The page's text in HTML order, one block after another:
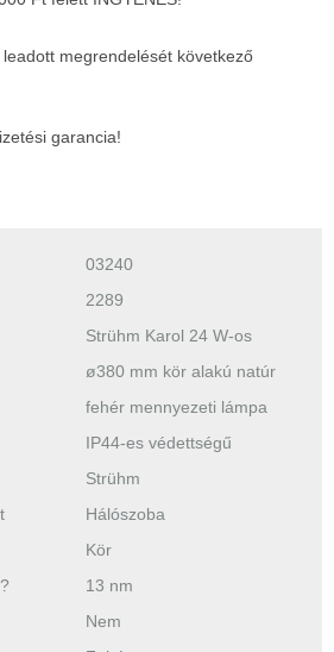
megrendelését következő
garancia!
03240
2289
Strühm Karol 24 W-os
ø380 mm kör alakú natúr
fehér mennyezeti lámpa
IP44-es védettségű
Strühm
Hálószoba
Kör
13 nm
Nem